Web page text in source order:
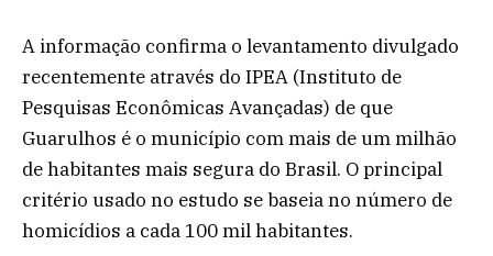
A informação confirma o levantamento divulgado
recentemente através do IPEA (Instituto de
Pesquisas Econômicas Avançadas) de que
Guarulhos é o município com mais de um milhão
de habitantes mais segura do Brasil. O principal
critério usado no estudo se baseia no número de
homicídios a cada 100 mil habitantes.